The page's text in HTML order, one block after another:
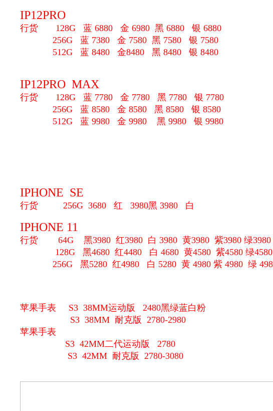
IP12PRO
行货 128G 蓝 6880 金 6980 黑 6880 银 6880
256G 蓝 7380 金 7580 黑 7580 银 7580
512G 蓝 8480 金8480 黑 8480 银 8480
IP12PRO MAX
行货 128G 蓝 7780 金 7780 黑 7780 银 7780
256G 蓝 8580 金 8580 黑 8580 银 8580
512G 蓝 9980 金 9980 黑 9980 银 9980
IPHONE SE
行货 256G 3680 红 3980黑 3980 白
IPHONE 11
行货 64G 黑3980 红3980 白 3980 黄3980 紫3980 绿3980 (
128G 黑4680 红4480 白 4680 黄4580 紫4580 绿4580
256G 黑5280 红4980 白 5280 黄 4980 紫 4980 绿 4980
苹果手表 S3 38MM运动版 2480黑绿蓝白粉
S3 38MM 耐克版 2780-2980
苹果手表
S3 42MM二代运动版 2780
S3 42MM 耐克版 2780-3080